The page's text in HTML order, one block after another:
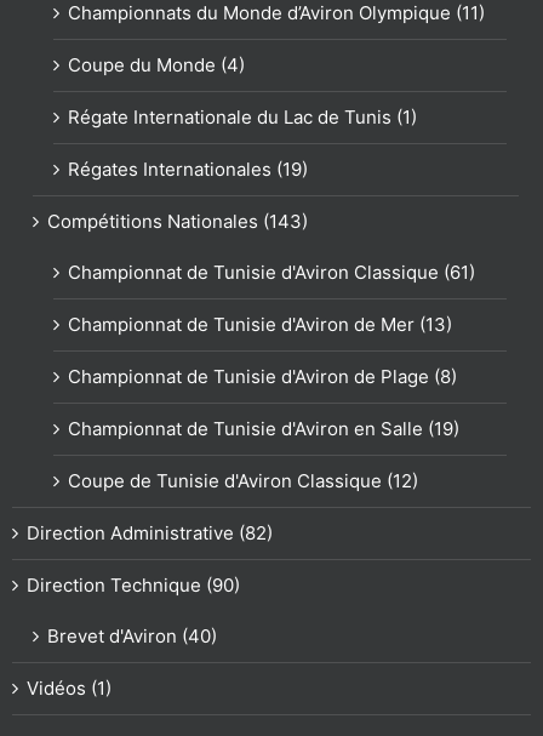
Championnats du Monde d’Aviron Olympique (11)
Coupe du Monde (4)
Régate Internationale du Lac de Tunis (1)
Régates Internationales (19)
Compétitions Nationales (143)
Championnat de Tunisie d'Aviron Classique (61)
Championnat de Tunisie d'Aviron de Mer (13)
Championnat de Tunisie d'Aviron de Plage (8)
Championnat de Tunisie d'Aviron en Salle (19)
Coupe de Tunisie d'Aviron Classique (12)
Direction Administrative (82)
Direction Technique (90)
Brevet d'Aviron (40)
Vidéos (1)